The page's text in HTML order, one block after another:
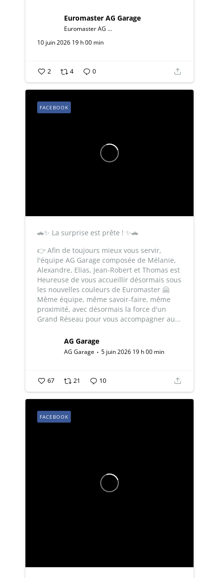
Euromaster AG Garage
Euromaster AG Garage
10 juin 2026 19 h 00 min
2 4 0
🚗✨ La surprise est prête ! ✨🚗
👉 Afin de toujours mieux vous servir,
l'équipe AG Garage composée de Mélanie,
Alexandre, Elias, Jean-Robert et Thomas est
Heureuse de vous accueillir désormais sous
les nouvelles couleurs de Euromaster 🤗
Même équipe, même savoir-faire, même
proximité, avec désormais la force d'un
Grand Réseau pour vous accompagner au...
AG Garage
AG Garage 5 juin 2026 19 h 00 min
FACEBOOK
67 21 10
FACEBOOK